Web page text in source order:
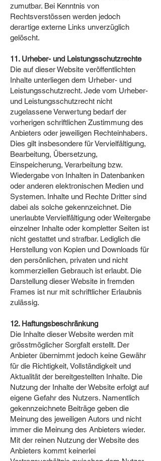
zumutbar. Bei Kenntnis von
Rechtsverstössen werden jedoch
derartige externe Links unverzüglich
gelöscht.
11. Urheber- und Leistungsschutzrechte
Die auf dieser Website veröffentlichten
Inhalte unterliegen dem Urheber- und
Leistungsschutzrecht. Jede vom Urheber-
und Leistungsschutzrecht nicht
zugelassene Verwertung bedarf der
vorherigen schriftlichen Zustimmung des
Anbieters oder jeweiligen Rechteinhabers.
Dies gilt insbesondere für Vervielfältigung,
Bearbeitung, Übersetzung,
Einspeicherung, Verarbeitung bzw.
Wiedergabe von Inhalten in Datenbanken
oder anderen elektronischen Medien und
Systemen. Inhalte und Rechte Dritter sind
dabei als solche gekennzeichnet. Die
unerlaubte Vervielfältigung oder Weitergabe
einzelner Inhalte oder kompletter Seiten ist
nicht gestattet und strafbar. Lediglich die
Herstellung von Kopien und Downloads für
den persönlichen, privaten und nicht
kommerziellen Gebrauch ist erlaubt. Die
Darstellung dieser Website in fremden
Frames ist nur mit schriftlicher Erlaubnis
zulässig.
12. Haftungsbeschränkung
Die Inhalte dieser Website werden mit
grösstmöglicher Sorgfalt erstellt. Der
Anbieter übernimmt jedoch keine Gewähr
für die Richtigkeit, Vollständigkeit und
Aktualität der bereitgestellten Inhalte. Die
Nutzung der Inhalte der Website erfolgt auf
eigene Gefahr des Nutzers. Namentlich
gekennzeichnete Beiträge geben die
Meinung des jeweiligen Autors und nicht
immer die Meinung des Anbieters wieder.
Mit der reinen Nutzung der Website des
Anbieters kommt keinerlei